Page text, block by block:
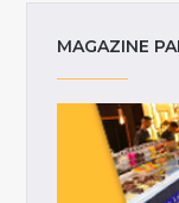
MAGAZINE